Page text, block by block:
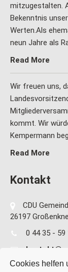
Cookies helfen
mitzugestalten.
Bekenntnis
Werten.Als
neun Jahre als
Read More
Wir freuen uns,
kommt. Wir
Kempermann
Read More
Kontakt
CDU
26197
0 44 35 - 59